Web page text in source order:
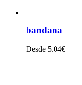
bandana
Desde 5.04€